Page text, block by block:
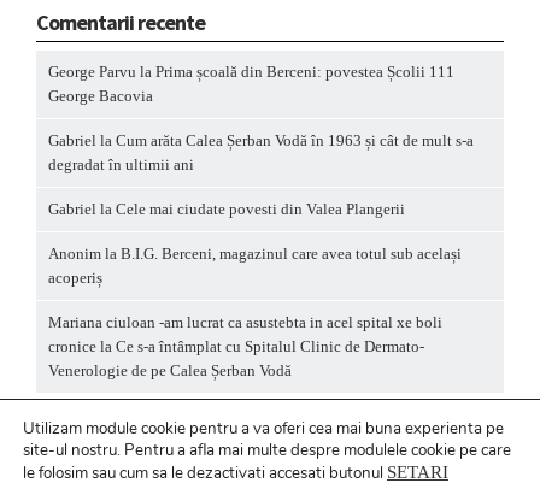
Comentarii recente
George Parvu la Prima școală din Berceni: povestea Școlii 111
George Bacovia
Gabriel la Cum arăta Calea Șerban Vodă în 1963 și cât de mult s-a
degradat în ultimii ani
Gabriel la Cele mai ciudate povesti din Valea Plangerii
Anonim la B.I.G. Berceni, magazinul care avea totul sub același
acoperiș
Mariana ciuloan -am lucrat ca asustebta in acel spital xe boli
cronice la Ce s-a întâmplat cu Spitalul Clinic de Dermato-
Venerologie de pe Calea Șerban Vodă
Utilizam module cookie pentru a va oferi cea mai buna experienta pe
site-ul nostru. Pentru a afla mai multe despre modulele cookie pe care
le folosim sau cum sa le dezactivati accesati butonul SETARI